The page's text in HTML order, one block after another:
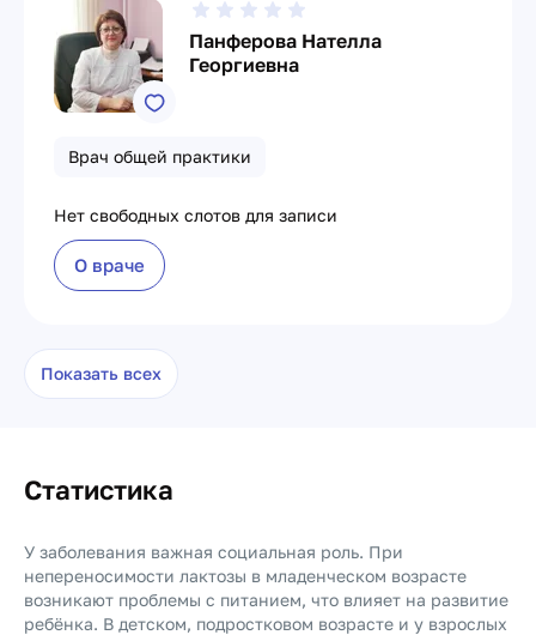
Панферова Нателла
Георгиевна
Врач общей практики
Нет свободных слотов для записи
О враче
Показать всех
Статистика
У заболевания важная социальная роль. При
непереносимости лактозы в младенческом возрасте
возникают проблемы с питанием, что влияет на развитие
ребёнка. В детском, подростковом возрасте и у взрослых